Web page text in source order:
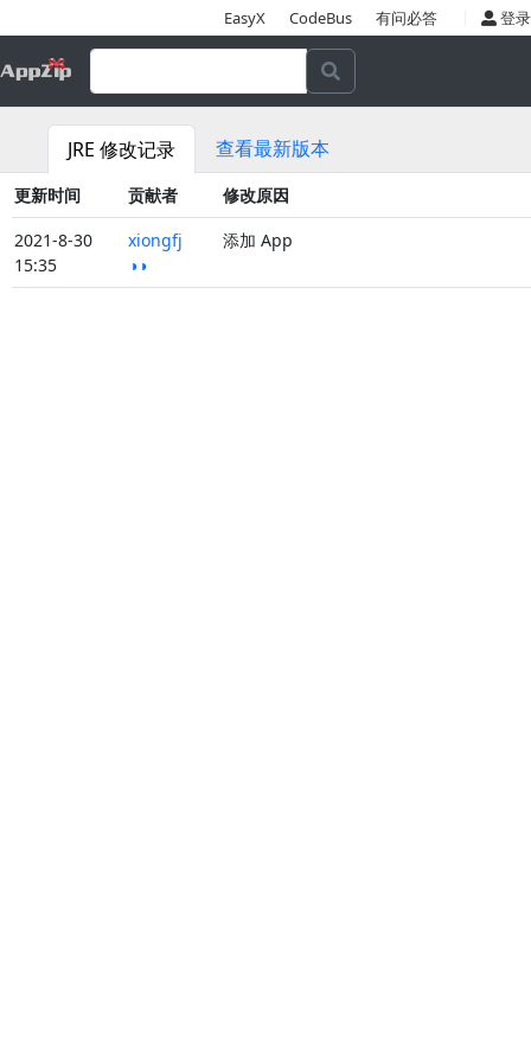
EasyX CodeBus 有问必答 登录
JRE 修改记录 查看最新版本
更新时间 贡献者
修改原因
2021-8-30
15:35
xiongfj
◑◑
添加 App